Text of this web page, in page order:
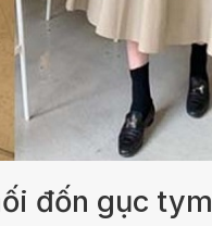
đốn gục tym